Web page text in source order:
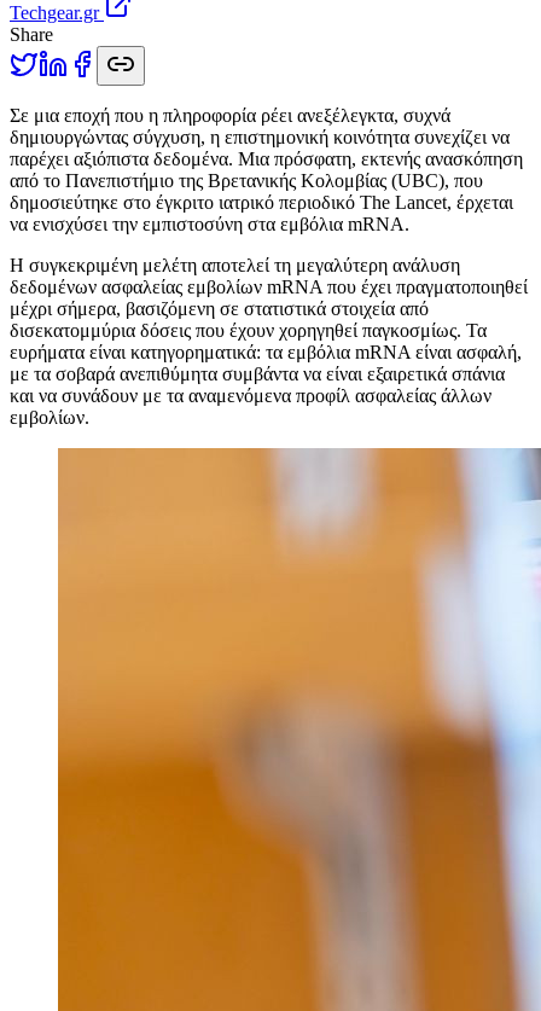
Techgear.gr
Share
Σε μια εποχή που η πληροφορία ρέει ανεξέλεγκτα, συχνά
δημιουργώντας σύγχυση, η επιστημονική κοινότητα συνεχίζει να
παρέχει αξιόπιστα δεδομένα. Μια πρόσφατη, εκτενής ανασκόπηση
από το Πανεπιστήμιο της Βρετανικής Κολομβίας (UBC), που
δημοσιεύτηκε στο έγκριτο ιατρικό περιοδικό The Lancet, έρχεται
να ενισχύσει την εμπιστοσύνη στα εμβόλια mRNA.
Η συγκεκριμένη μελέτη αποτελεί τη μεγαλύτερη ανάλυση
δεδομένων ασφαλείας εμβολίων mRNA που έχει πραγματοποιηθεί
μέχρι σήμερα, βασιζόμενη σε στατιστικά στοιχεία από
δισεκατομμύρια δόσεις που έχουν χορηγηθεί παγκοσμίως. Τα
ευρήματα είναι κατηγορηματικά: τα εμβόλια mRNA είναι ασφαλή,
με τα σοβαρά ανεπιθύμητα συμβάντα να είναι εξαιρετικά σπάνια
και να συνάδουν με τα αναμενόμενα προφίλ ασφαλείας άλλων
εμβολίων.